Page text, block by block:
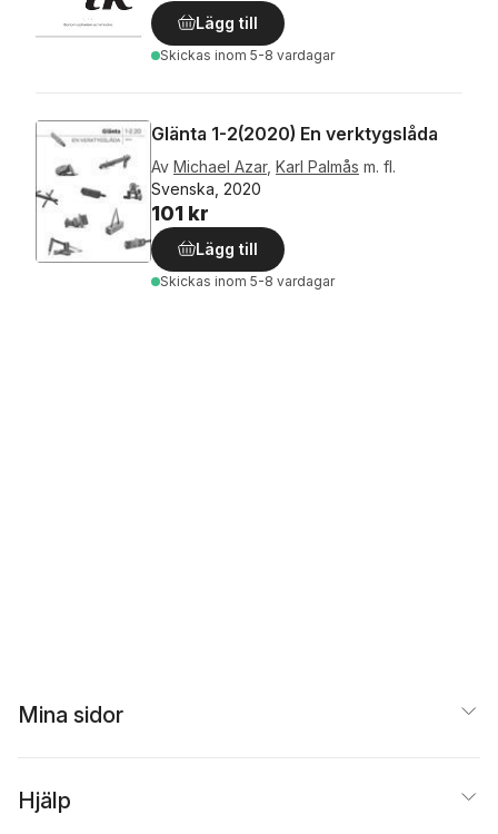
Lägg till
Skickas inom 5-8 vardagar
Glänta 1-2(2020) En verktygslåda
Av Michael Azar, Karl Palmås m. fl.
Svenska, 2020
101 kr
Lägg till
Skickas inom 5-8 vardagar
Mina sidor
Hjälp